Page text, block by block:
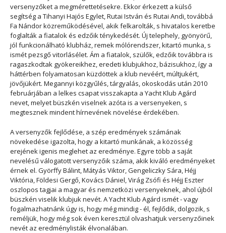
versenyzőket a megmérettetésekre. Ekkor érkezett a külső
segítség a Tihanyi Hajós Egylet, Rutai István és Rutai Andi, továbbá
Fa Nándor közreműködésével, akik felkarolták, s hivatalos keretbe
foglalták a fiatalok és edzőik ténykedését. Új telephely, gyönyörű,
jól funkcionálható klubház, remek mólórendszer, kitartó munka, s
ismét pezsgő vitorlásélet. Ám a fiatalok, szülők, edzőik továbbra is
ragaszkodtak gyökereikhez, eredeti klubjukhoz, bázisukhoz, így a
háttérben folyamatosan küzdöttek a klub nevéért, múltjukért,
jövőjükért. Megannyi közgyűlés, tárgyalás, okoskodás után 2010
februárjában a lelkes csapat visszakapta a Yacht Klub Agárd
nevet, melyet büszkén viselnek azóta is a versenyeken, s
megtesznek mindent hírnevének növelése érdekében.
A versenyzők fejlődése, a szép eredmények számának
növekedése igazolta, hogy a kitartó munkának, a közösség
erejének igenis meglehet az eredménye. Egyre több a saját
nevelésű válogatott versenyzőik száma, akik kiváló eredményeket
érnek el. Györffy Bálint, Mátyás Viktor, Gengeliczky Sára, Héjj
Viktória, Földesi Gergő, Kovács Dániel, Virág Zsófi és Héjj Eszter
oszlopos tagjai a magyar és nemzetközi versenyeknek, ahol újból
büszkén viselik klubjuk nevét. A Yacht Klub Agárd ismét - vagy
fogalmazhatnánk úgy is, hogy még mindig - él, fejlődik, dolgozik, s
reméljük, hogy még sok éven keresztül olvashatjuk versenyzőinek
nevét az eredménylisták élvonalában.